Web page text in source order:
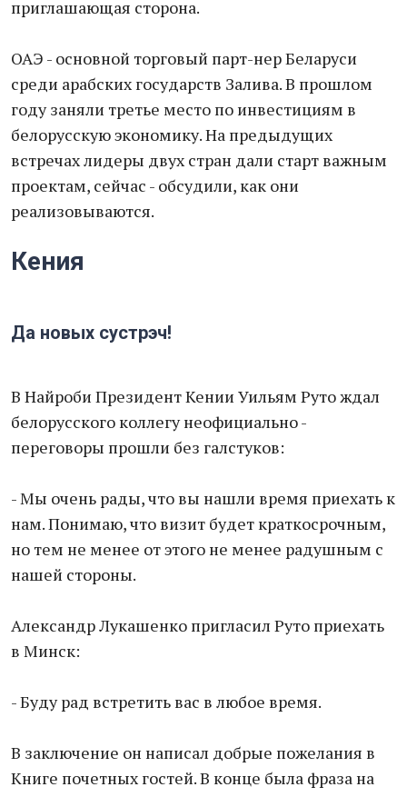
приглашающая сторона.
ОАЭ - основной торговый парт-нер Беларуси
среди арабских государств Залива. В прошлом
году заняли третье место по инвестициям в
белорусскую экономику. На предыдущих
встречах лидеры двух стран дали старт важным
проектам, сейчас - обсудили, как они
реализовываются.
Кения
Да новых сустрэч!
В Найроби Президент Кении Уильям Руто ждал
белорусского коллегу неофициально -
переговоры прошли без галстуков:
- Мы очень рады, что вы нашли время приехать к
нам. Понимаю, что визит будет краткосрочным,
но тем не менее от этого не менее радушным с
нашей стороны.
Александр Лукашенко пригласил Руто приехать
в Минск:
- Буду рад встретить вас в любое время.
В заключение он написал добрые пожелания в
Книге почетных гостей. В конце была фраза на